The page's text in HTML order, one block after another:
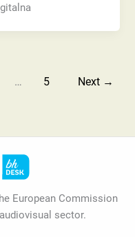
… 5 Next →
European Commission
sector.